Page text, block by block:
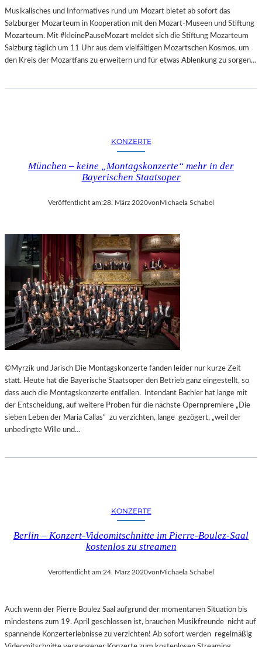
Musikalisches und Informatives rund um Mozart bietet ab sofort das
Salzburger Mozarteum in Kooperation mit den Mozart-Museen und Stiftung
Mozarteum. Mit #kleinePauseMozart meldet sich die Stiftung Mozarteum
Salzburg täglich um 11 Uhr aus dem vielfältigen Mozartschen Kosmos, um
den Kreis der Mozartfans zu erweitern und für etwas Ablenkung zu sorgen…
KONZERTE
München – keine „Montagskonzerte“ mehr in der
Bayerischen Staatsoper
Veröffentlicht am:28. März 2020von Michaela Schabel
©Myrzik und Jarisch Die Montagskonzerte fanden leider nur kurze Zeit
statt. Heute hat die Bayerische Staatsoper den Betrieb ganz eingestellt, so
dass auch die Montagskonzerte entfallen. Intendant Bachler hat lange mit
der Entscheidung, auf weitere Proben für die nächste Opernpremiere „Die
sieben Leben der Maria Callas“ zu verzichten, lange gezögert, „weil der
unbedingte Wille und…
KONZERTE
Berlin – Konzert-Videomitschnitte im Pierre-Boulez-Saal
kostenlos zu streamen
Veröffentlicht am:24. März 2020vonMichaela Schabel
Auch wenn der Pierre Boulez Saal aufgrund der momentanen Situation bis
mindestens zum 19. April geschlossen ist, brauchen Musikfreunde nicht auf
spannende Konzerterlebnisse zu verzichten! Ab sofort werden regelmäßig